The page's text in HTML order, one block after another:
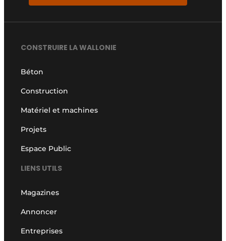
CONSTRUIRE LA WALLONIE
Béton
Construction
Matériel et machines
Projets
Espace Public
LIENS UTILS
Magazines
Annoncer
Entreprises